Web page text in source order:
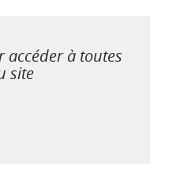
accéder à toutes
site